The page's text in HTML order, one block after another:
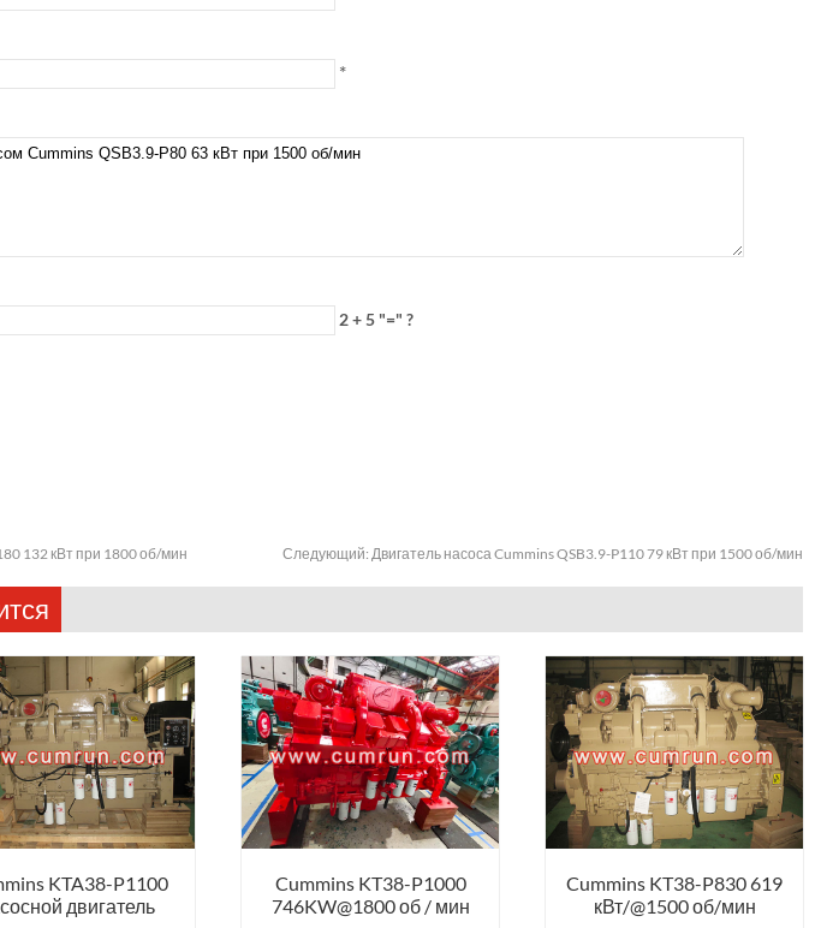
*
2 + 5 "=" ?
132 кВт при 1800 об/мин Следующий: Двигатель насоса Cummins QSB3.9-P110 79 кВт при 1500 об/мин
KTA38-P1100
двигатель
Cummins KT38-P1000
746KW@1800 об / мин
Cummins KT38-P830 619
кВт/@1500 об/мин